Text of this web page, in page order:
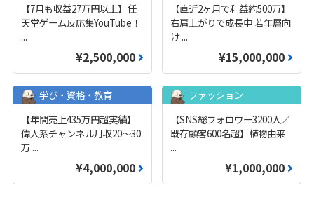
【7月も収益27万円以上】任
天堂ゲーム反応集YouTube！
...
¥2,500,000
【直近2ヶ月で利益約500万】
右肩上がりで成長中 若年層向
け...
¥15,000,000
学び・資格・教育
【年間売上435万円超実績】
偉人系チャンネル月収20～30
万 ...
¥4,000,000
ファッション
【SNS総フォロワー3200人／
既存顧客600名超】植物由来
...
¥1,000,000